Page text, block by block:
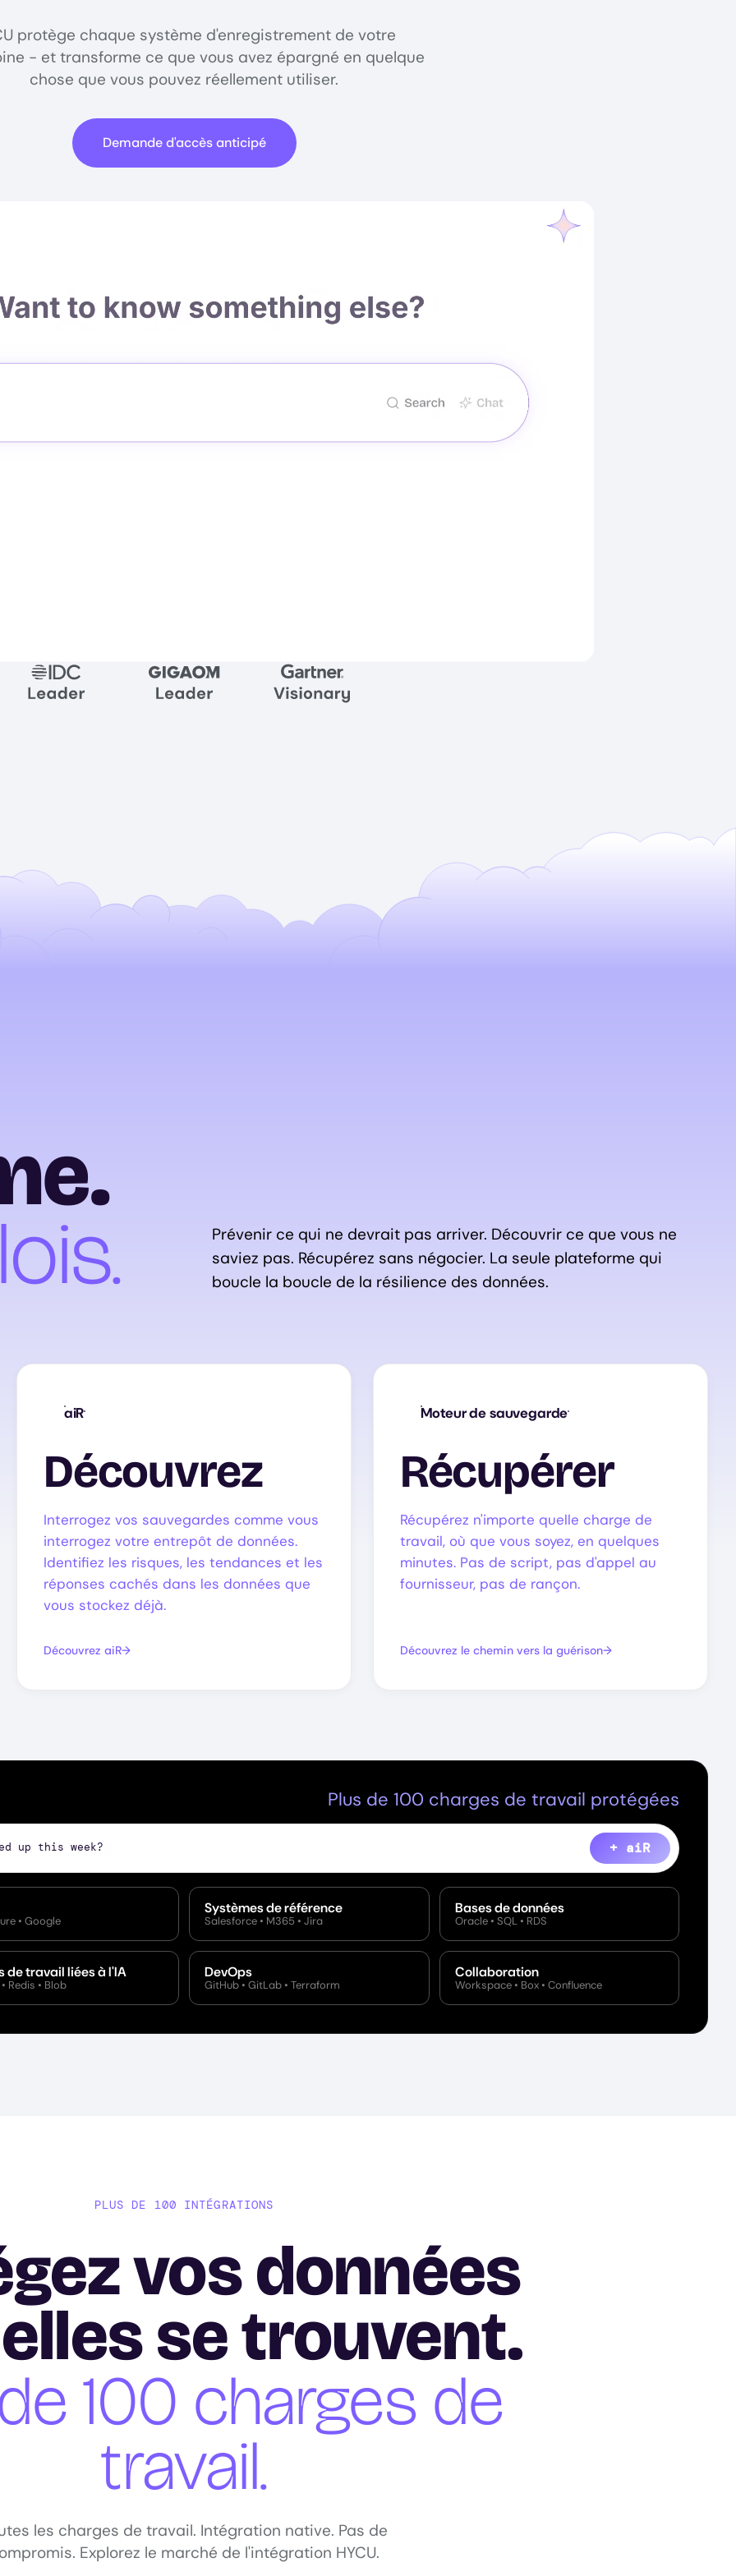
protège chaque système d'enregistrement de votre
- et transforme ce que vous avez épargné en quelque
chose que vous pouvez réellement utiliser.
Demande d'accès anticipé
Prévenir ce qui ne devrait pas arriver. Découvrir ce que vous ne
saviez pas. Récupérez sans négocier. La seule plateforme qui
boucle la boucle de la résilience des données.
aiR
Découvrez
Interrogez vos sauvegardes comme vous
interrogez votre entrepôt de données.
Identifiez les risques, les tendances et les
réponses cachés dans les données que
vous stockez déjà.
Découvrez aiR
Moteur de sauvegarde
Récupérer
Récupérez n'importe quelle charge de
travail, où que vous soyez, en quelques
minutes. Pas de script, pas d'appel au
fournisseur, pas de rançon.
Découvrez le chemin vers la guérison
Plus de 100 charges de travail protégées
+ aiR
• Google
Systèmes de référence
Salesforce • M365 • Jira
Bases de données
Oracle • SQL • RDS
de travail liées à l'IA
Redis • Blob
DevOps
GitHub • GitLab • Terraform
Collaboration
Workspace • Box • Confluence
PLUS DE 100 INTÉGRATIONS
vos données
se trouvent.
100 charges de
travail.
les charges de travail. Intégration native. Pas de
Explorez le marché de l'intégration HYCU.